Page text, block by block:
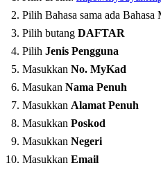
Pilih Bahasa sama ada Bahasa
Pilih butang DAFTAR
Pilih Jenis Pengguna
Masukkan No. MyKad
Masukan Nama Penuh
Masukkan Alamat Penuh
Masukkan Poskod
Masukkan Negeri
Masukkan Email